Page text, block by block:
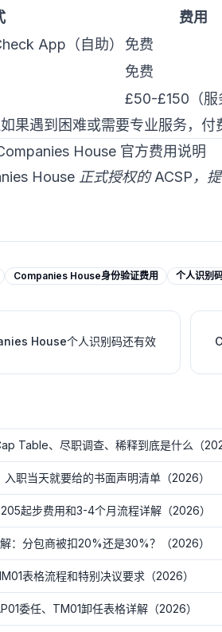
费用
App（自助）
免费
免费
£50-£150（服
果遇到困难或需要专业服务，付
House 官方费用说明
House 正式授权的 ACSP，
Companies House身份验证费用 个人识别
House个人识别码还有效
Table、尽职调查、稀释到底是什么（
职当天就要给的书面声明清单（2026）
起步费用和3-4个月流程详解（2026）
：分包商被扣20%还是30%？（2026）
表格流程和特别决议要求（2026）
委任、TM01卸任表格详解（2026）